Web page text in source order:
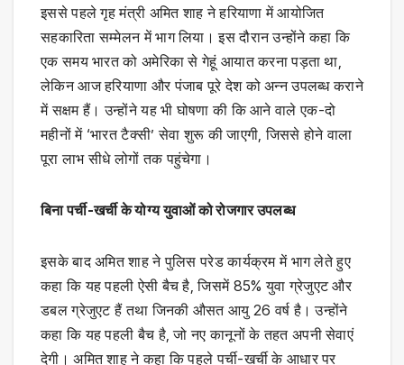
इससे पहले गृह मंत्री अमित शाह ने हरियाणा में आयोजित
सहकारिता सम्मेलन में भाग लिया। इस दौरान उन्होंने कहा कि
एक समय भारत को अमेरिका से गेहूं आयात करना पड़ता था,
लेकिन आज हरियाणा और पंजाब पूरे देश को अन्न उपलब्ध कराने
में सक्षम हैं। उन्होंने यह भी घोषणा की कि आने वाले एक-दो
महीनों में ‘भारत टैक्सी’ सेवा शुरू की जाएगी, जिससे होने वाला
पूरा लाभ सीधे लोगों तक पहुंचेगा।
बिना पर्ची-खर्ची के योग्य युवाओं को रोजगार उपलब्ध
इसके बाद अमित शाह ने पुलिस परेड कार्यक्रम में भाग लेते हुए
कहा कि यह पहली ऐसी बैच है, जिसमें 85% युवा ग्रेजुएट और
डबल ग्रेजुएट हैं तथा जिनकी औसत आयु 26 वर्ष है। उन्होंने
कहा कि यह पहली बैच है, जो नए कानूनों के तहत अपनी सेवाएं
देगी। अमित शाह ने कहा कि पहले पर्ची-खर्ची के आधार पर